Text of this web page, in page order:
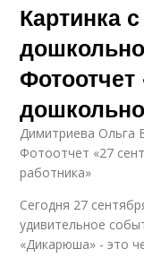
Картинка
Димитриева Ольга
Фотоотчет «27
работника»
Сегодня 27
удивительное
«Дикарюша» - это